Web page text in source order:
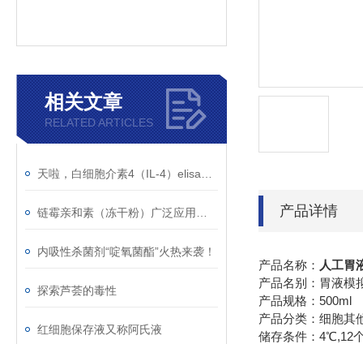
相关文章
RELATED ARTICLES
内吸性杀菌剂“啶氧菌酯”火热来袭！
探索芦荟的毒性
红细胞保存液又称阿氏液
产品详情
产品名称： 人工胃
产品名别：胃液模
产品规格：500ml
产品分类：细胞其
储存条件：4℃,12